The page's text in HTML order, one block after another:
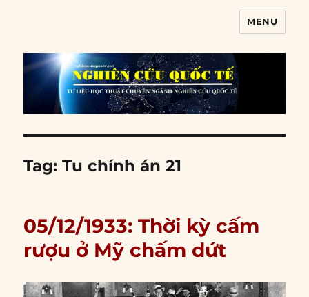
MENU
Tag:Tu chính án 21
05/12/1933: Thời kỳ cấm
rượu ở Mỹ chấm dứt